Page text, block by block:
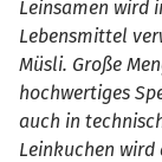
Leinsamen wird
Lebensmittel
Müsli. Große
hochwertiges
auch in
Leinkuchen